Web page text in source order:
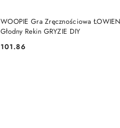
WOOPIE Gra Zręcznościowa
Głodny Rekin GRYZIE DIY
Cena:
101.86
DO KOSZYKA